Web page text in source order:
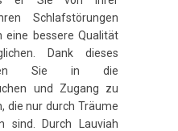
Schlafstörungen
eine bessere Qualität
Dank dieses
Sie in die
und Zugang zu
die nur durch Träume
sind. Durch Lauviah